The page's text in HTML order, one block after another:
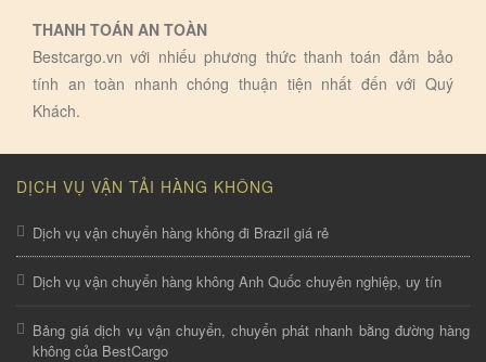
THANH TOÁN AN TOÀN
Bestcargo.vn với nhiếu phương thức thanh toán đảm bảo
tính an toàn nhanh chóng thuận tiện nhất đến với Quý
Khách.
DỊCH VỤ VẬN TẢI HÀNG KHÔNG
Dịch vụ vận chuyển hàng không đi Brazil giá rẻ
Dịch vụ vận chuyển hàng không Anh Quốc chuyên nghiệp, uy tín
Bảng giá dịch vụ vận chuyển, chuyển phát nhanh bằng đường hàng
không của BestCargo